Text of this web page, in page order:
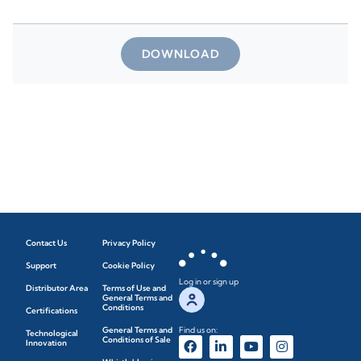
DOWNLOAD
Contact Us
Support
Distributor Area
Certifications
Technological
Innovation
Privacy Policy
Cookie Policy
Terms of Use and
General Terms and
Conditions
General Terms and
Conditions of Sale
Log in or sign up
Find us on: